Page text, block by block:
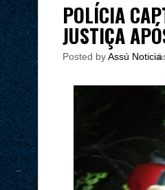
POLÍCIA
JUSTIÇA
Posted byAssú Noticia